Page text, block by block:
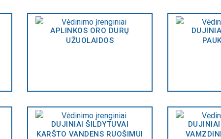
APLINKOS ORO DURŲ
UŽUOLAIDOS
DUJINIAI ŠILDYTUVAI
KARŠTO VANDENS RUOŠIMUI